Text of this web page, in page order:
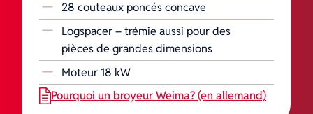
28 couteaux poncés concave
Logspacer – trémie aussi pour des
pièces de grandes dimensions
Moteur 18 kW
Pourquoi un broyeur Weima? (en allemand)